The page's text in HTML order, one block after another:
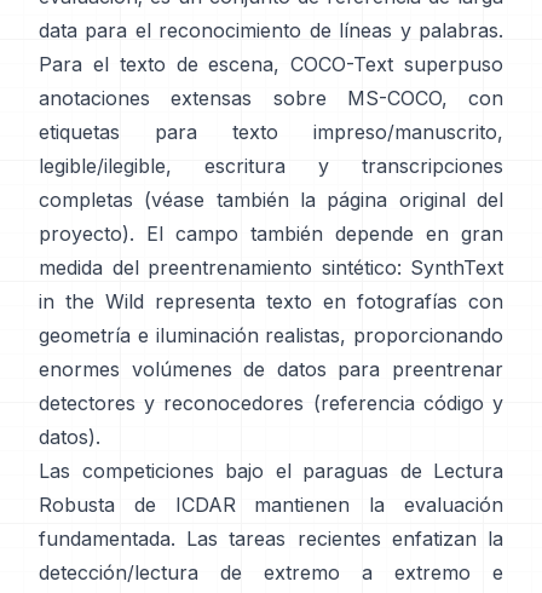
data para el reconocimiento de líneas y palabras.
Para el texto de escena, COCO-Text superpuso
anotaciones extensas sobre MS-COCO, con
etiquetas para texto impreso/manuscrito,
legible/ilegible, escritura y transcripciones
completas (véase también la página original del
proyecto). El campo también depende en gran
medida del preentrenamiento sintético: SynthText
in the Wild representa texto en fotografías con
geometría e iluminación realistas, proporcionando
enormes volúmenes de datos para preentrenar
detectores y reconocedores (referencia código y
datos).
Las competiciones bajo el paraguas de Lectura
Robusta de ICDAR
mantienen la evaluación
fundamentada. Las tareas recientes enfatizan la
detección/lectura de extremo a extremo e